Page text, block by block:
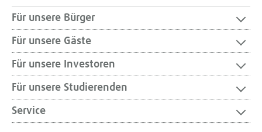
Für unsere Bürger
Für unsere Gäste
Für unsere Investoren
Für unsere Studierenden
Service